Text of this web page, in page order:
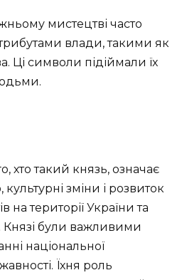
мистецтві часто
влади, такими як
Ці символи підіймали їх
хто такий князь, означає
культурні зміни і розвиток
на території України та
Князі були важливими
національної
Їхня роль